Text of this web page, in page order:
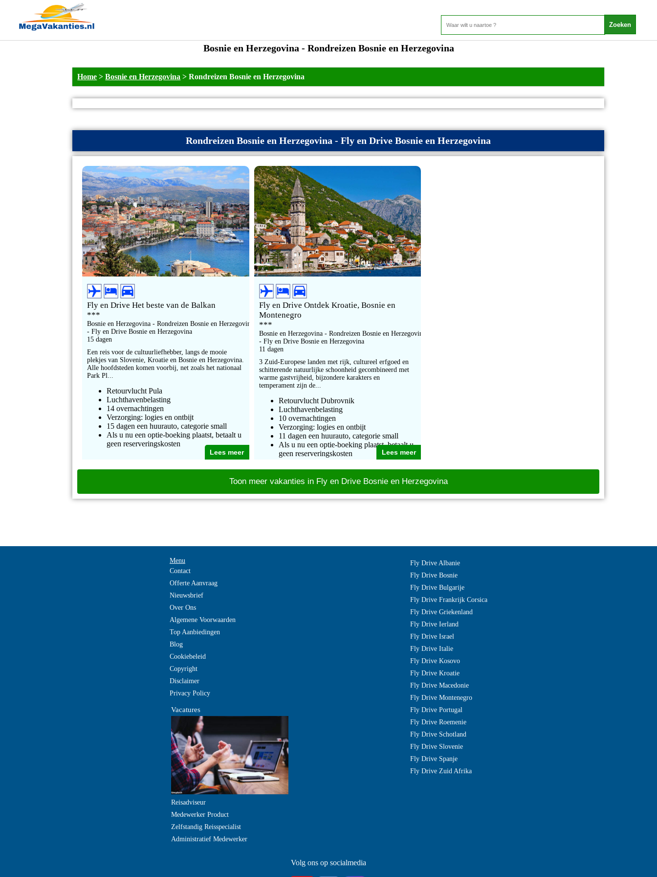
Bosnie en Herzegovina - Rondreizen Bosnie en Herzegovina
Home >Bosnie en Herzegovina >Rondreizen Bosnie en Herzegovina
Rondreizen Bosnie en Herzegovina - Fly en Drive Bosnie en Herzegovina
Fly en Drive Het beste van de Balkan
***
Bosnie en Herzegovina - Rondreizen Bosnie en Herzegovina
- Fly en Drive Bosnie en Herzegovina
15 dagen
Een reis voor de cultuurliefhebber, langs de mooie
plekjes van Slovenie, Kroatie en Bosnie en Herzegovina.
Alle hoofdsteden komen voorbij, net zoals het nationaal
Park Pl...
Retourvlucht Pula
Luchthavenbelasting
14 overnachtingen
Verzorging: logies en ontbijt
15 dagen een huurauto, categorie small
Als u nu een optie-boeking plaatst, betaalt u
geen reserveringskosten
Lees meer
Fly en Drive Ontdek Kroatie, Bosnie en
Montenegro
***
Bosnie en Herzegovina - Rondreizen Bosnie en Herzegovina
- Fly en Drive Bosnie en Herzegovina
11 dagen
3 Zuid-Europese landen met rijk, cultureel erfgoed en
schitterende natuurlijke schoonheid gecombineerd met
warme gastvrijheid, bijzondere karakters en
temperament zijn de...
Retourvlucht Dubrovnik
Luchthavenbelasting
10 overnachtingen
Verzorging: logies en ontbijt
11 dagen een huurauto, categorie small
Als u nu een optie-boeking plaatst, betaalt u
geen reserveringskosten
Lees meer
Toon meer vakanties in Fly en Drive Bosnie en Herzegovina
Menu
Contact
Offerte Aanvraag
Nieuwsbrief
Over Ons
Algemene Voorwaarden
Top Aanbiedingen
Blog
Cookiebeleid
Copyright
Disclaimer
Privacy Policy
Vacatures
Reisadviseur
Medewerker Product
Zelfstandig Reisspecialist
Administratief Medewerker
Fly Drive Albanie
Fly Drive Bosnie
Fly Drive Bulgarije
Fly Drive Frankrijk Corsica
Fly Drive Griekenland
Fly Drive Ierland
Fly Drive Israel
Fly Drive Italie
Fly Drive Kosovo
Fly Drive Kroatie
Fly Drive Macedonie
Fly Drive Montenegro
Fly Drive Portugal
Fly Drive Roemenie
Fly Drive Schotland
Fly Drive Slovenie
Fly Drive Spanje
Fly Drive Zuid Afrika
Volg ons op socialmedia